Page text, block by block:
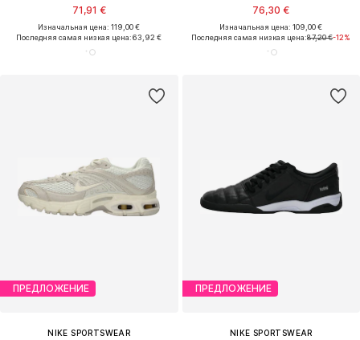
71,91 €
Изначальная цена: 119,00 €
Последняя самая низкая цена:63,92 €
76,30 €
Изначальная цена: 109,00 €
Последняя самая низкая цена:87,20 €-12%
ПРЕДЛОЖЕНИЕ
NIKE SPORTSWEAR
ПРЕДЛОЖЕНИЕ
NIKE SPORTSWEAR